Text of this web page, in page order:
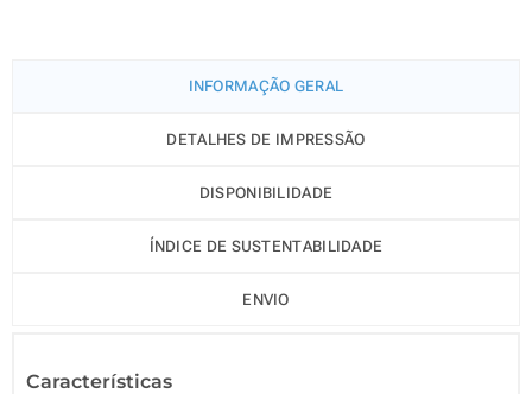
INFORMAÇÃO GERAL
DETALHES DE IMPRESSÃO
DISPONIBILIDADE
ÍNDICE DE SUSTENTABILIDADE
ENVIO
Características